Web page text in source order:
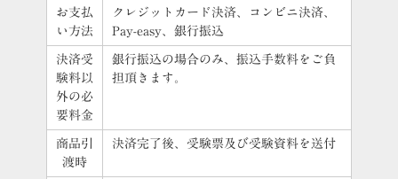
お支払
い方法
クレジットカード決済、コンビニ決済、
Pay-easy、銀行振込
決済受
験料以
外の必
要料金
銀行振込の場合のみ、振込手数料をご負
担頂きます。
商品引
渡時
決済完了後、受験票及び受験資料を送付